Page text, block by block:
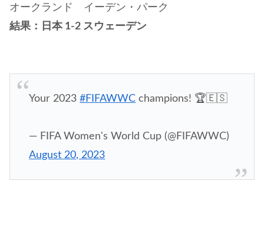
オークランド イーデン・パーク
結果：日本 1-2 スウェーデン
Your 2023#FIFAWWC champions! 🏆🇪🇸
— FIFA Women's World Cup (@FIFAWWC)
August 20, 2023